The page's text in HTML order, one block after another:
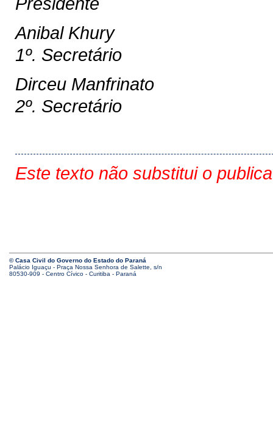
Anibal Khury
1º. Secretário
Dirceu Manfrinato
2º. Secretário
Este texto não substitui o
© Casa Civil do Governo do Estado do Paraná
Palácio Iguaçu - Praça Nossa Senhora de Salette, s/n
80530-909 - Centro Cívico - Curitiba - Paraná